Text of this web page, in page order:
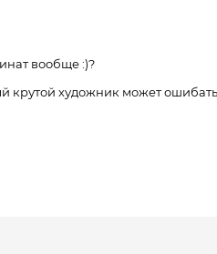
вообще :)?
крутой художник может